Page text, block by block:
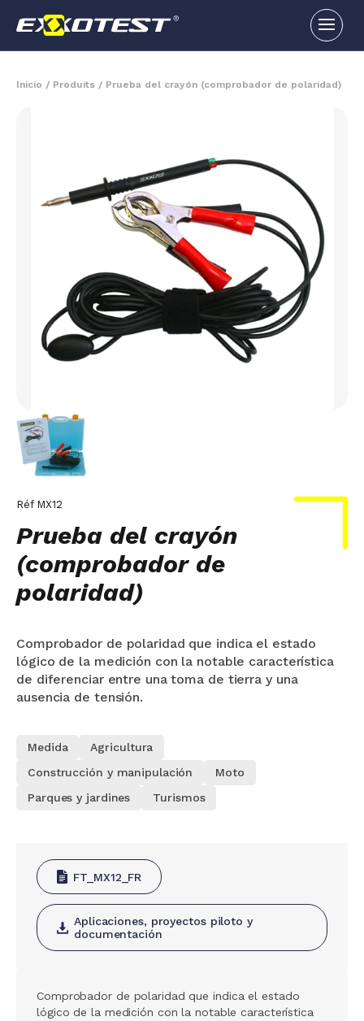
Inicio / Produits / Prueba del crayón (comprobador de polaridad)
Réf MX12
Prueba del crayón
(comprobador de
polaridad)
Comprobador de polaridad que indica el estado
lógico de la medición con la notable característica
de diferenciar entre una toma de tierra y una
ausencia de tensión.
Medida
Agricultura
Construcción y manipulación
Moto
Parques y jardines
Turismos
FT_MX12_FR
Aplicaciones, proyectos piloto y
documentación
Comprobador de polaridad que indica el estado
lógico de la medición con la notable característica